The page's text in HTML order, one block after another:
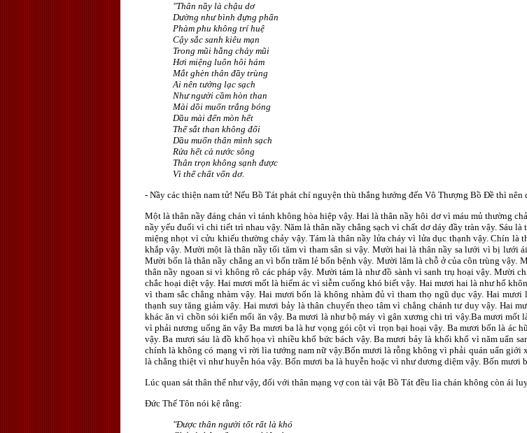
"Thân nầy là chậu dơ
Dường như bình đựng phẩn
Phàm phu không trí huệ
Cậy sắc sanh kiêu mạn
Trong mũi hằng chảy mũi
Hơi miệng luôn hôi hám
Mắt ghèn thân đầy trùng
Ai nên tưởng lạc sạch
Như người cầm hòn than
Mài dồi muốn trắng bóng
Dầu mài đến mòn hết
Thể sắt than không đổi
Dầu muốn thân mình sạch
Rửa hết cả nước sông
Thân trọn không sạnh được
Vì thể chất vốn dơ.
- Nầy các thiện nam tử! Nếu Bồ Tát phát chí nguyện thù thắng hướng đến Vô Thượng Bồ Ðề thì nên
Một là thân nầy đáng chán vì tánh không hòa hiệp vậy. Hai là thân nầy hôi dơ vì máu mủ thường
nầy yếu đuối vì chi tiết trì nhau vậy. Năm là thân nầy chẳng sạch vì chất dơ dáy đầy tràn vậy. Sáu
miệng nhọt vì cửu khiếu thường chảy vậy. Tám là thân nầy lửa cháy vì lửa dục thạnh vậy. Chín
khắp vậy. Mười một là thân nầy tối tăm vì tham sân si vậy. Mười hai là thân nầy sa lưới vì bị lưới
Mười bốn là thân nầy chẳng an vì bốn trăm lẻ bốn bệnh vậy. Mười lăm là chỗ ở của côn trùng vậy.
thân nầy ngoan si vì không rõ các pháp vậy. Mười tám là như đồ sành vì sanh trụ hoại vậy. Mười
chắc hoại diệt vậy. Hai mươi mốt là hiểm ác vì siễm cuống khó biết vậy. Hai mươi hai là như hố
vì tham sắc chẳng nhàm vậy. Hai mươi bốn là không nhàm đủ vì tham thọ ngũ dục vậy. Hai
thạnh suy tăng giảm vậy. Hai mươi bảy là thân chuyển theo tâm vì chẳng chánh tư duy vậy. Hai
khác ăn vì chồn sói kiến mối ăn vậy. Ba mươi là như bộ máy vì gân xương chi trì vậy.Ba mươi mốt
vì phải nương uống ăn vậy Ba mươi ba là hư vọng gói cột vì trọn bại hoại vậy. Ba mươi bốn là ác
vậy. Ba mươi sáu là đồ khổ họa vì nhiều khổ bức bách vậy. Ba mươi bảy là khối khổ vì năm uẩn
chính là không có mạng vì rời lìa tướng nam nữ vậy.Bốn mươi là rỗng không vì phải quán uẩn
là chẳng thiệt vì như huyễn hóa vậy. Bốn mươi ba là huyễn hoặc vì như dương diệm vậy. Bốn
Lúc quan sát thân thể như vậy, đối với thân mạng vợ con tài vật Bồ Tát đều lìa chán không còn ái
Ðức Thế Tôn nói kệ rằng:
"Ðược thân người tốt rất là khó